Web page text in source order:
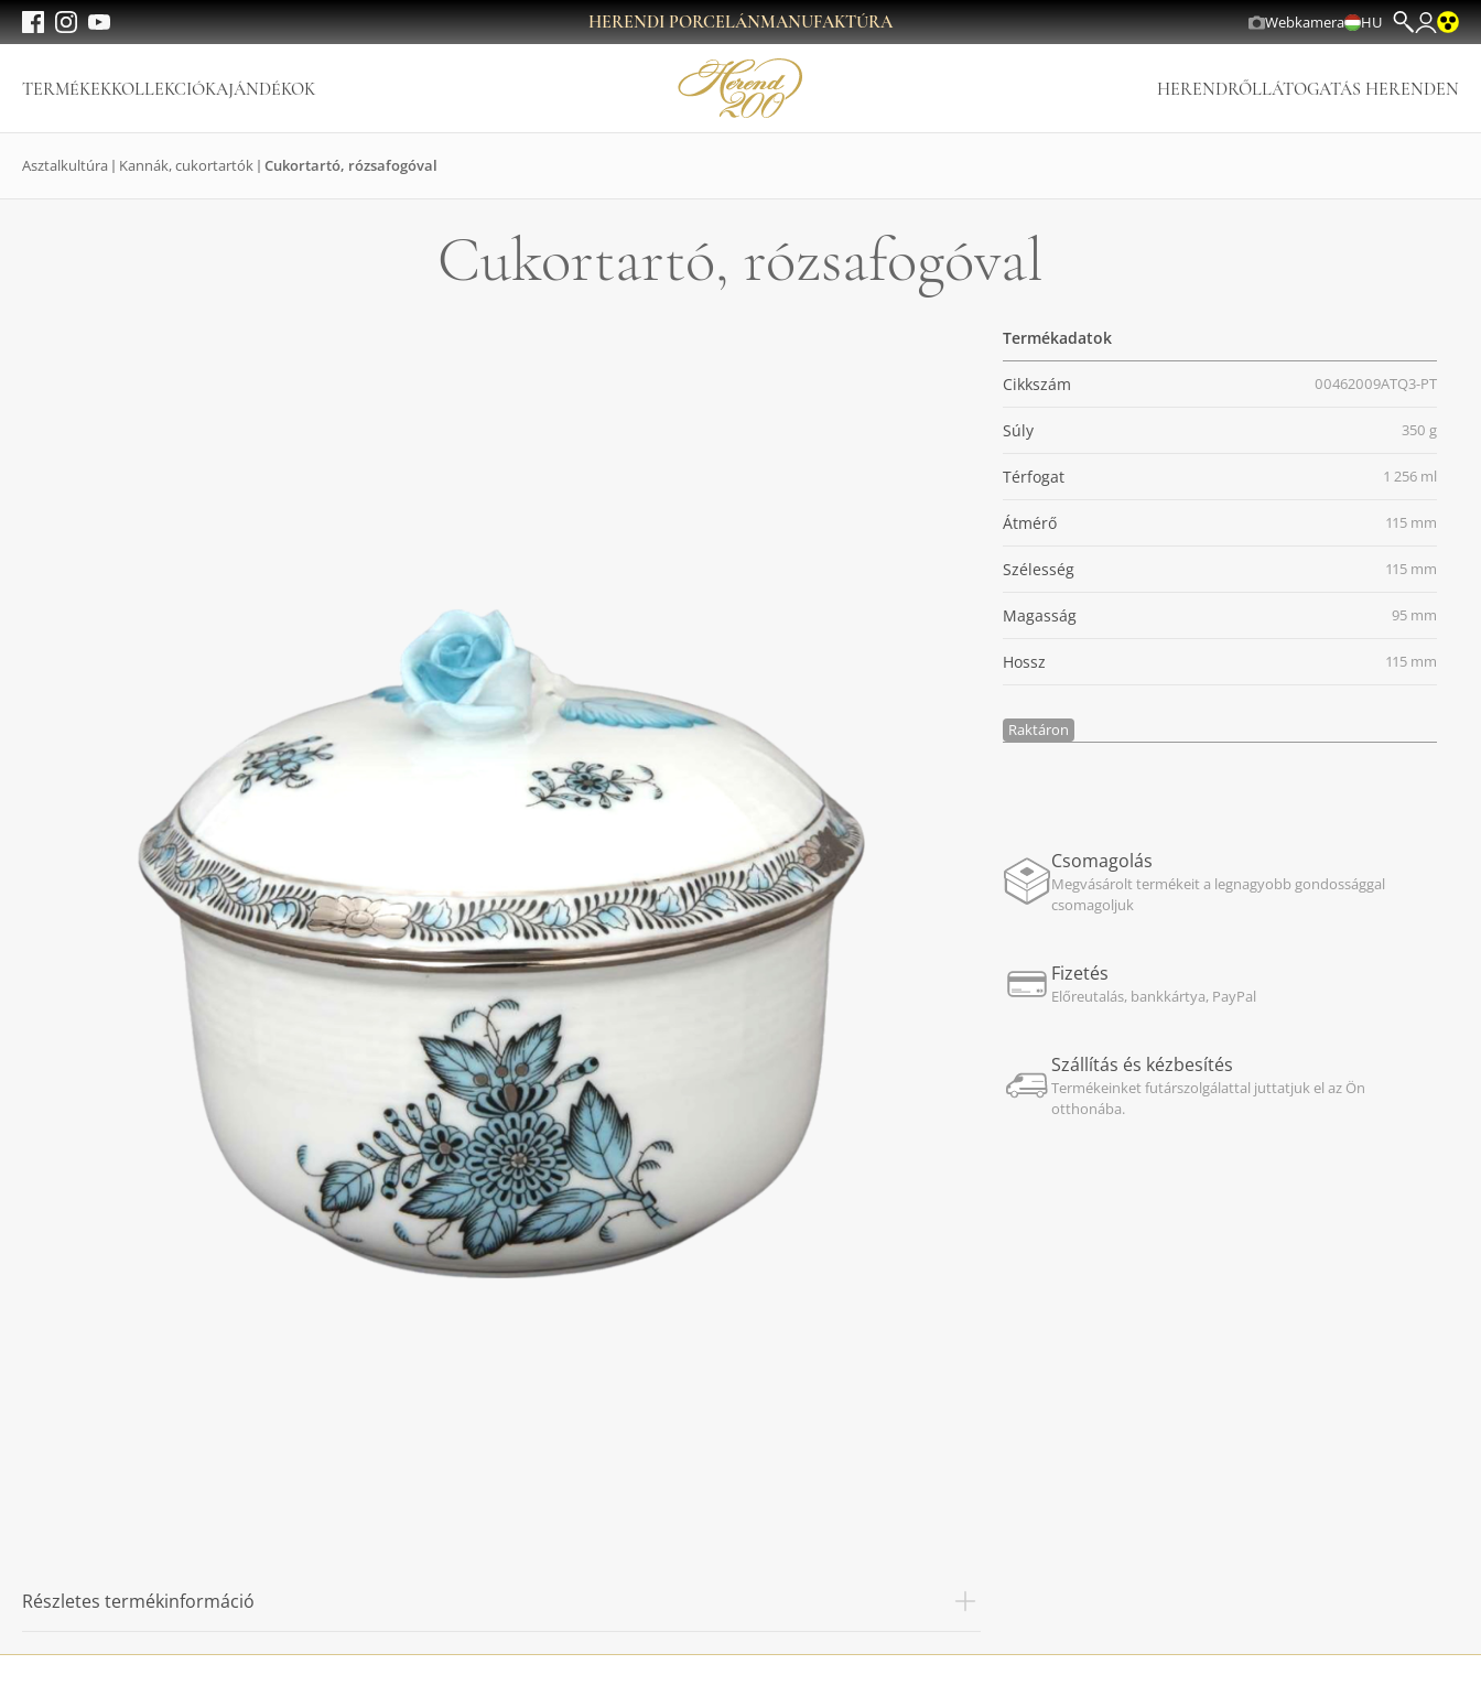
HERENDI PORCELÁNMANUFAKTÚRA Webkamera HU
TERMÉKEKKOLLEKCIÓKAJÁNDÉKOK HERENDRŐLLÁTOGATÁS HERENDEN
Asztalkultúra Kannák, cukortartók Cukortartó, rózsafogóval
Cukortartó, rózsafogóval
Részletes termékinformáció
Termékadatok
Cikkszám 00462009ATQ3-PT
Súly 350 g
Térfogat 1 256 ml
Átmérő 115 mm
Szélesség 115 mm
Magasság 95 mm
Hossz 115 mm
Raktáron
Csomagolás
Megvásárolt termékeit a legnagyobb gondossággal
csomagoljuk
Fizetés
Előreutalás, bankkártya, PayPal
Szállítás és kézbesítés
Termékeinket futárszolgálattal juttatjuk el az Ön
otthonába.